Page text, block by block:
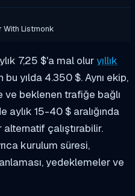
Listmonk
7,25 $'a mal oluryıllık
yılda 4.350 $. Aynı ekip,
beklenen trafiğe bağlı
aylık 15-40 $ aralığında
alternatif çalıştırabilir.
kurulum süresi,
yedeklemeler ve